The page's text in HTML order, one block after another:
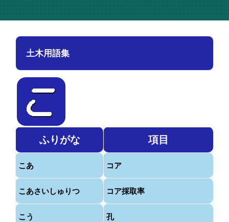
土木用語集
ふりがな 項目
こあ コア
こあさいしゅりつ コア採取率
こう 孔